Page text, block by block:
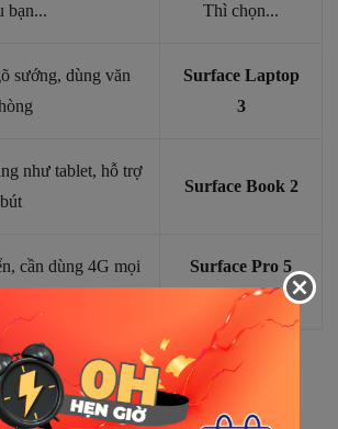
bạn... Thì chọn...
sướng, dùng văn
Surface Laptop
3
như tablet, hỗ trợ
bút
Surface Book 2
cần dùng 4G mọi
Surface Pro 5
LTE
chưa đủ – chọn đúng chỗ mua mới